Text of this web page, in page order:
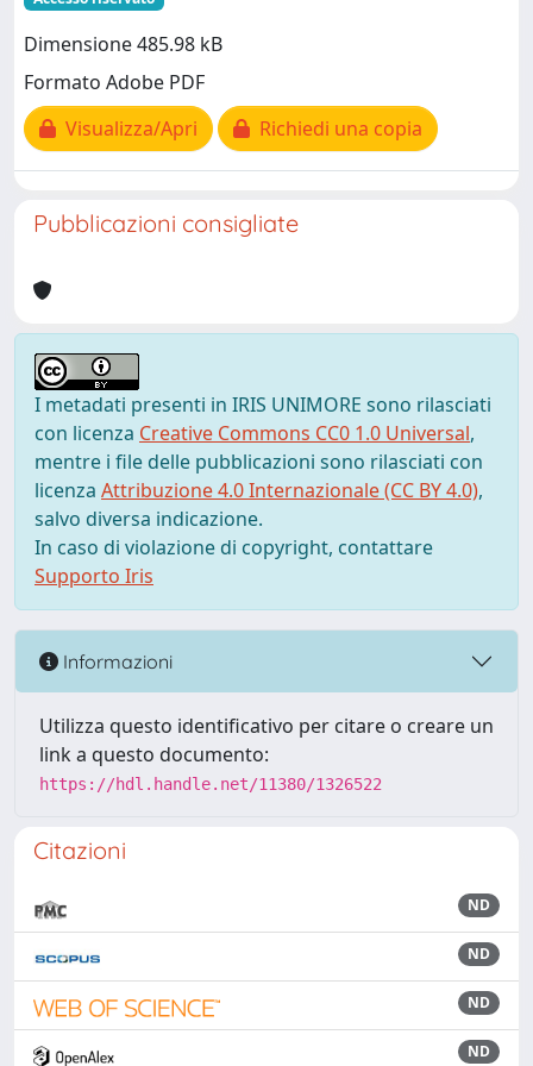
Dimensione 485.98 kB
Formato Adobe PDF
Visualizza/Apri
Richiedi una copia
Pubblicazioni consigliate
I metadati presenti in IRIS UNIMORE sono rilasciati
con licenza Creative Commons CC0 1.0 Universal,
mentre i file delle pubblicazioni sono rilasciati con
licenza Attribuzione 4.0 Internazionale (CC BY 4.0),
salvo diversa indicazione.
In caso di violazione di copyright, contattare
Supporto Iris
Informazioni
Utilizza questo identificativo per citare o creare un
link a questo documento:
https://hdl.handle.net/11380/1326522
Citazioni
ND
ND
ND
ND